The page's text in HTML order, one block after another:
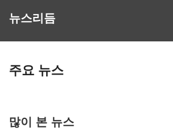
뉴스리듬
주요 뉴스
많이 본 뉴스